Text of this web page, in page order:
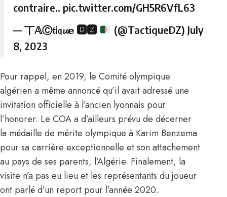
contraire.. pic.twitter.com/GH5R6VfL63
— 丅𝔸Ⓒ𝔱Ꭵ𝔮𝓾𝕖 🅳🆉
(@TactiqueDZ) July
8, 2023
Pour rappel, en 2019, le Comité olympique
algérien a même annoncé qu’il avait adressé une
invitation officielle à l’ancien lyonnais pour
l’honorer. Le COA a d’ailleurs prévu de décerner
la médaille de mérite olympique à Karim Benzema
pour sa carrière exceptionnelle et son attachement
au pays de ses parents, l’Algérie. Finalement, la
visite n’a pas eu lieu et les représentants du joueur
ont parlé d’un report pour l’année 2020.